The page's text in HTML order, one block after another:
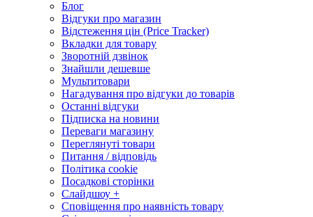
Блог
Відгуки про магазин
Відстеження цін (Price Tracker)
Вкладки для товару
Зворотній дзвінок
Знайшли дешевше
Мультитовари
Нагадування про відгуки до товарів
Останні відгуки
Підписка на новини
Переваги магазину
Переглянуті товари
Питання / відповідь
Політика cookie
Посадкові сторінки
Слайдшоу +
Сповіщення про наявність товару